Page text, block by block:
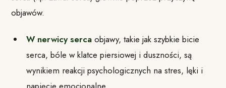
objawów.
W nerwicy serca objawy, takie jak szybkie bicie
serca, bóle w klatce piersiowej i duszności, są
wynikiem reakcji psychologicznych na stres, lęki i